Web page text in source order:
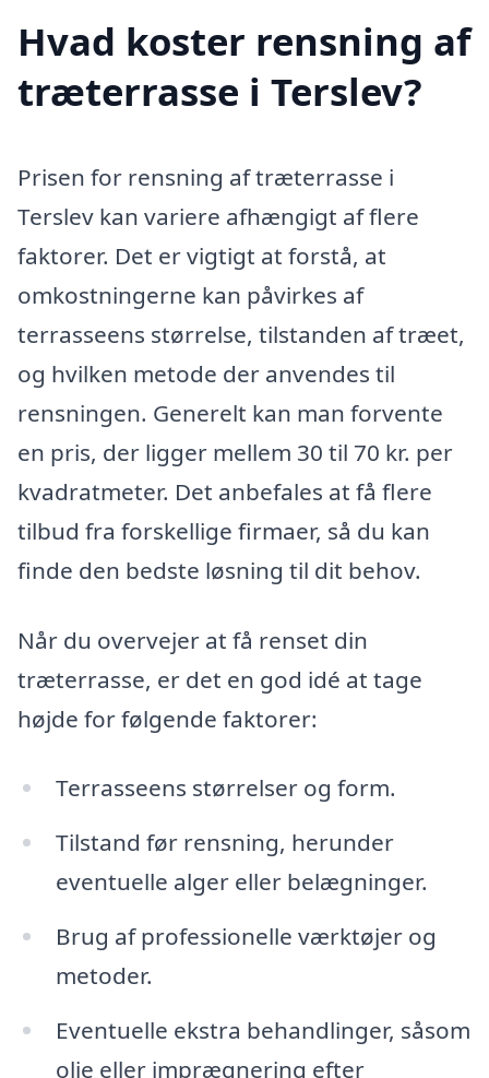
Hvad koster rensning af
træterrasse i Terslev?
Prisen for rensning af træterrasse i
Terslev kan variere afhængigt af flere
faktorer. Det er vigtigt at forstå, at
omkostningerne kan påvirkes af
terrasseens størrelse, tilstanden af træet,
og hvilken metode der anvendes til
rensningen. Generelt kan man forvente
en pris, der ligger mellem 30 til 70 kr. per
kvadratmeter. Det anbefales at få flere
tilbud fra forskellige firmaer, så du kan
finde den bedste løsning til dit behov.
Når du overvejer at få renset din
træterrasse, er det en god idé at tage
højde for følgende faktorer:
Terrasseens størrelser og form.
Tilstand før rensning, herunder
eventuelle alger eller belægninger.
Brug af professionelle værktøjer og
metoder.
Eventuelle ekstra behandlinger, såsom
olie eller imprægnering efter